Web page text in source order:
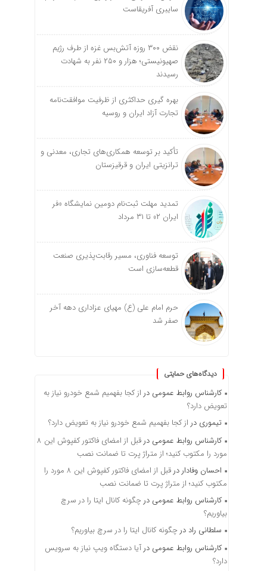
سایبری آفریقاست
نقض ۳۰۰ روزه آتش‌بس غزه از طرف رژیم
صهیونیستی؛ هزار و ۲۵۰ نفر به شهادت
رسیدند
بهره گیری حداکثری از ظرفیت موافقت‌نامه
تجارت آزاد ایران و روسیه
تأکید بر توسعه همکاری‌های تجاری، معدنی و
ترانزیتی ایران و قرقیزستان
تمدید مهلت ثبت‌نام دومین نمایشگاه «فر
ایران ۲» تا ۳۱ مرداد
توسعه فناوری، مسیر رقابت‌پذیری صنعت
قطعه‌سازی است
حرم امام علی (ع) مهیای عزاداری دهه آخر
صفر شد
دیدگاه‌های حمایتی
کارشناس روابط عمومی در از کجا بفهمیم شمع خودرو نیاز به
تعویض دارد؟
تیموری در از کجا بفهمیم شمع خودرو نیاز به تعویض دارد؟
کارشناس روابط عمومی در
قبل از امضای فاکتور کفپوش این ۸
مورد را مکتوب کنید؛ از متراژ پرت تا ضمانت نصب
احسان وفادار در
قبل از امضای فاکتور کفپوش این ۸ مورد را
مکتوب کنید؛ از متراژ پرت تا ضمانت نصب
کارشناس روابط عمومی در چگونه کانال ایتا را در سرچ
بیاوریم؟
سلطانی راد در چگونه کانال ایتا را در سرچ بیاوریم؟
کارشناس روابط عمومی در آیا دستگاه ویپ نیاز به سرویس
دارد؟